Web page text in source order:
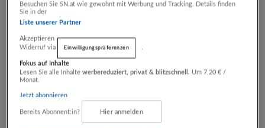
Flexibel: Für alle Anwendungsfälle geeignet
Verbindend: Hohe Flexibilität dank Nubert X-
Connect-Kompatibilität
Weitere Artikelinformationen
Gebotsstand:
Besuchen Sie SN.at wie gewohnt mit Werbung und Tracking. Details finden
Sie in der
Liste unserer Partner
Akzeptieren
Widerruf via
Einwilligungspräferenzen
Fokus auf Inhalte
Lesen Sie alle Inhaltewerbereduziert, privat & blitzschnell. Um 7,20 € /
Monat.
Jetzt abonnieren
Bereits Abonnent:in? Hier anmelden